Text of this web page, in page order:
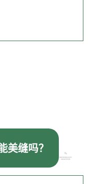
美缝吗？